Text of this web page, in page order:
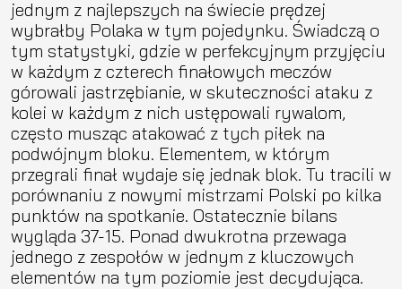
jednym z najlepszych na świecie prędzej
wybrałby Polaka w tym pojedynku. Świadczą o
tym statystyki, gdzie w perfekcyjnym przyjęciu
w każdym z czterech finałowych meczów
górowali jastrzębianie, w skuteczności ataku z
kolei w każdym z nich ustępowali rywalom,
często musząc atakować z tych piłek na
podwójnym bloku. Elementem, w którym
przegrali finał wydaje się jednak blok. Tu tracili w
porównaniu z nowymi mistrzami Polski po kilka
punktów na spotkanie. Ostatecznie bilans
wygląda 37-15. Ponad dwukrotna przewaga
jednego z zespołów w jednym z kluczowych
elementów na tym poziomie jest decydująca.